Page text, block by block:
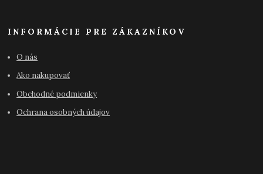
INFORMÁCIE PRE ZÁKAZNÍKOV
O nás
Ako nakupovať
Obchodné podmienky
Ochrana osobných údajov